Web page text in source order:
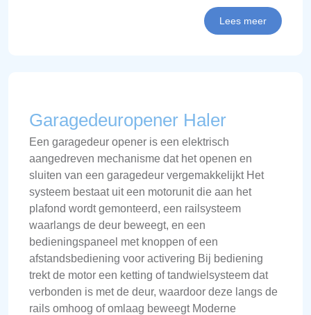
Lees meer
Garagedeuropener Haler
Een garagedeur opener is een elektrisch
aangedreven mechanisme dat het openen en
sluiten van een garagedeur vergemakkelijkt Het
systeem bestaat uit een motorunit die aan het
plafond wordt gemonteerd, een railsysteem
waarlangs de deur beweegt, en een
bedieningspaneel met knoppen of een
afstandsbediening voor activering Bij bediening
trekt de motor een ketting of tandwielsysteem dat
verbonden is met de deur, waardoor deze langs de
rails omhoog of omlaag beweegt Moderne